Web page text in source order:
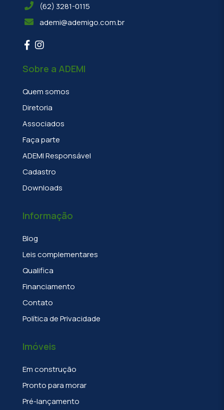
(62) 3281-0115
ademi@ademigo.com.br
Sobre a ADEMI
Quem somos
Diretoria
Associados
Faça parte
ADEMI Responsável
Cadastro
Downloads
Informação
Blog
Leis complementares
Qualifica
Financiamento
Contato
Política de Privacidade
Imóveis
Em construção
Pronto para morar
Pré-lançamento